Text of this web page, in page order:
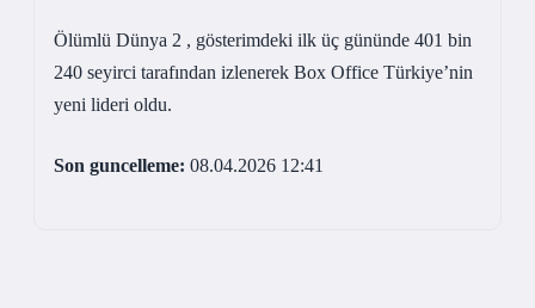
Ölümlü Dünya 2 , gösterimdeki ilk üç gününde 401 bin
240 seyirci tarafından izlenerek Box Office Türkiye’nin
yeni lideri oldu.
Son guncelleme: 08.04.2026 12:41